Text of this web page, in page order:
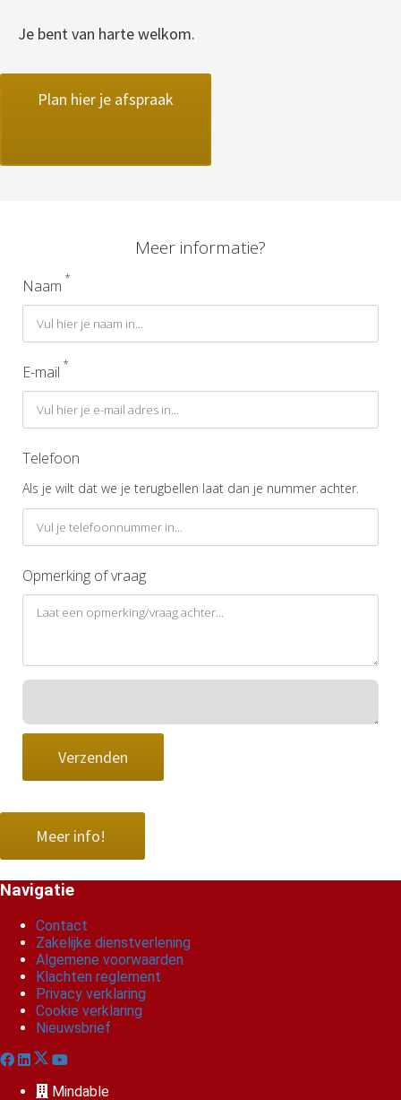
Je bent van harte welkom.
Plan hier je afspraak
Meer informatie?
Naam *
E-mail *
Telefoon
Als je wilt dat we je terugbellen laat dan je nummer achter.
Opmerking of vraag
Verzenden
Meer info!
Navigatie
Contact
Zakelijke dienstverlening
Algemene voorwaarden
Klachten reglement
Privacy verklaring
Cookie verklaring
Nieuwsbrief
Mindable